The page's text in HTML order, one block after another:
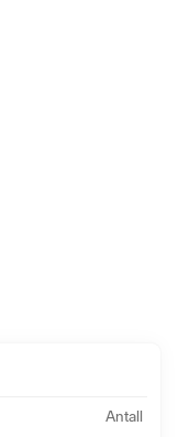
Antall